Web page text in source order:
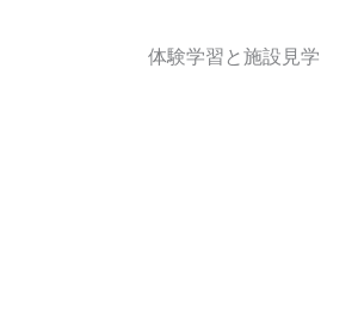
体験学習と施設見学